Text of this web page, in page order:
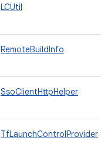
LCUtil
RemoteBuildInfo
SsoClientHttpHelper
TfLaunchControlProvider